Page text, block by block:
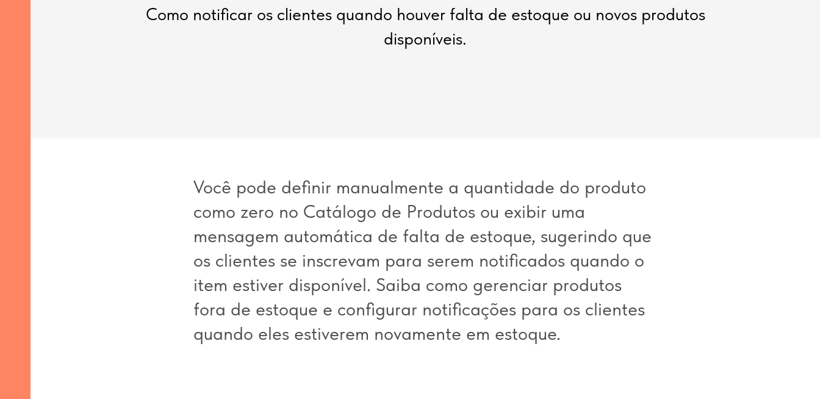
Como notificar os clientes quando houver falta de estoque ou novos produtos
disponíveis.
Você pode definir manualmente a quantidade do produto
como zero no Catálogo de Produtos ou exibir uma
mensagem automática de falta de estoque, sugerindo que
os clientes se inscrevam para serem notificados quando o
item estiver disponível. Saiba como gerenciar produtos
fora de estoque e configurar notificações para os clientes
quando eles estiverem novamente em estoque.